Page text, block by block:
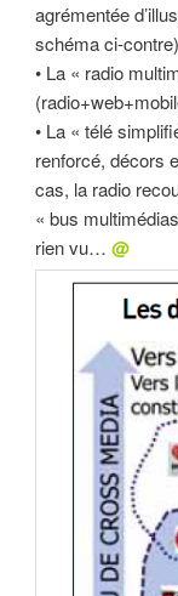
agrémentée
schéma ci-
• La « radio
• La « télé
renforcé, décors
cas, la radio
« bus
rien vu… @